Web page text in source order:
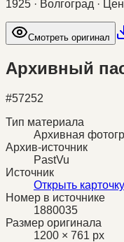
1925 · Волгоград ·
Смотреть оригинал
Архивный
#57252
Тип материала
Архивная
Архив-источник
PastVu
Источник
Открыть
Номер в источнике
1880035
Размер оригинала
1200 × 761 px